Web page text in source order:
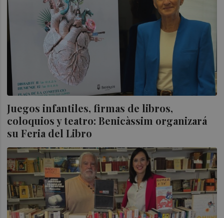
Juegos infantiles, firmas de libros,
coloquios y teatro: Benicàssim organizará
su Feria del Libro